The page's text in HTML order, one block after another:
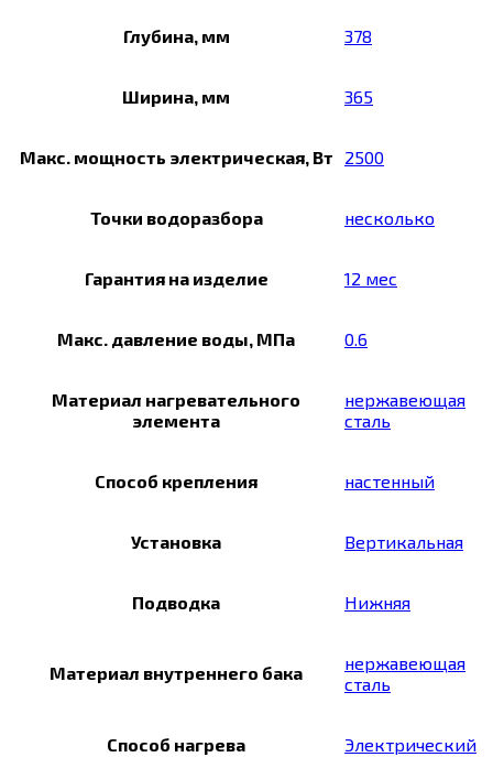
Глубина, мм 378
Ширина, мм 365
Макс. мощность электрическая, Вт 2500
Точки водоразбора несколько
Гарантия на изделие 12 мес
Макс. давление воды, МПа 0.6
Материал нагревательного
элемента
нержавеющая
сталь
Способ крепления настенный
Установка Вертикальная
Подводка Нижняя
Материал внутреннего бака
нержавеющая
сталь
Способ нагрева Электрический